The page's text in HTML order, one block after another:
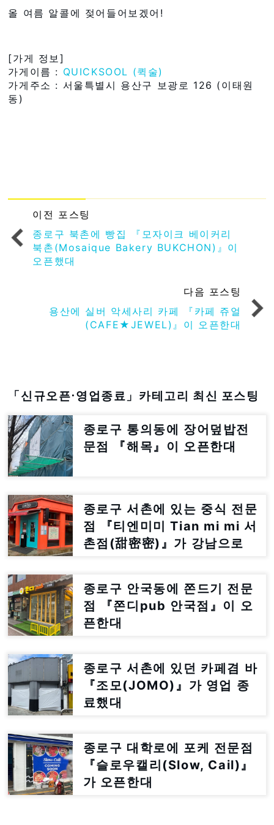
올 여름 알콜에 젖어들어보겠어!
[가게 정보]
가게이름 : QUICKSOOL (퀵술)
가게주소 : 서울특별시 용산구 보광로 126 (이태원
동)
이전 포스팅
종로구 북촌에 빵집 『모자이크 베이커리
북촌(Mosaique Bakery BUKCHON)』이
오픈했대
다음 포스팅
용산에 실버 악세사리 카페 『카페 쥬얼
(CAFE★JEWEL)』이 오픈한대
「신규오픈⋅영업종료」카테고리 최신 포스팅
종로구 통의동에 장어덮밥전
문점 『해목』이 오픈한대
종로구 서촌에 있는 중식 전문
점 『티엔미미 Tian mi mi 서
촌점(甜密密)』가 강남으로
종로구 안국동에 쫀드기 전문
점 『쫀디pub 안국점』이 오
픈한대
종로구 서촌에 있던 카페겸 바
『조모(JOMO)』가 영업 종
료했대
종로구 대학로에 포케 전문점
『슬로우캘리(Slow, Cail)』
가 오픈한대